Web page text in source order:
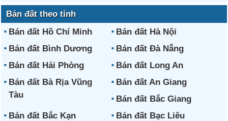
Bán đất theo tỉnh
Bán đất Hồ Chí Minh
Bán đất Hà Nội
Bán đất Bình Dương
Bán đất Đà Nẵng
Bán đất Hải Phòng
Bán đất Long An
Bán đất Bà Rịa Vũng
Tàu
Bán đất An Giang
Bán đất Bắc Giang
Bán đất Bắc Kạn
Bán đất Bạc Liêu